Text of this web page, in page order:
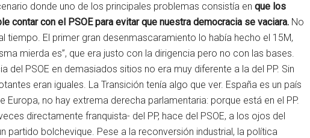
donde uno de los principales problemas consistía en que los
contar con el PSOE para evitar que nuestra democracia se vaciara. No
tiempo. El primer gran desenmascaramiento lo había hecho el 15M,
mierda es”, que era justo con la dirigencia pero no con las bases.
del PSOE en demasiados sitios no era muy diferente a la del PP. Sin
eran iguales. La Transición tenía algo que ver. España es un país
Europa, no hay extrema derecha parlamentaria: porque está en el PP.
directamente franquista- del PP, hace del PSOE, a los ojos del
partido bolchevique. Pese a la reconversión industrial, la política